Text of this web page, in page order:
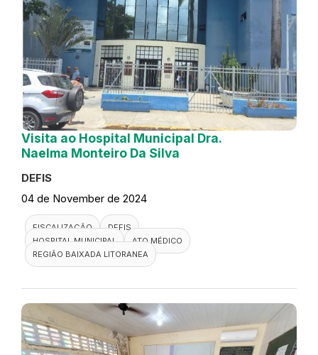
Visita ao Hospital Municipal Dra.
Naelma Monteiro Da Silva
DEFIS
04 de November de 2024
FISCALIZAÇÃO
DEFIS
HOSPITAL MUNICIPAL
ATO MÉDICO
REGIÃO BAIXADA LITORANEA